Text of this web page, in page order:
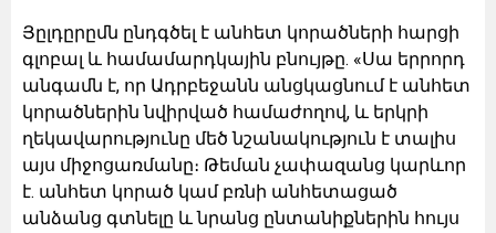
Յըլդըրըմն ընդգծել է անհետ կորածների հարցի
գլոբալ և համամարդկային բնույթը. «Սա երրորդ
անգամն է, որ Ադրբեջանն անցկացնում է անհետ
կորածներին նվիրված համաժողով, և երկրի
ղեկավարությունը մեծ նշանակություն է տալիս
այս միջոցառմանը։ Թեման չափազանց կարևոր
է. անհետ կորած կամ բռնի անհետացած
անձանց գտնելը և նրանց ընտանիքներին հույս